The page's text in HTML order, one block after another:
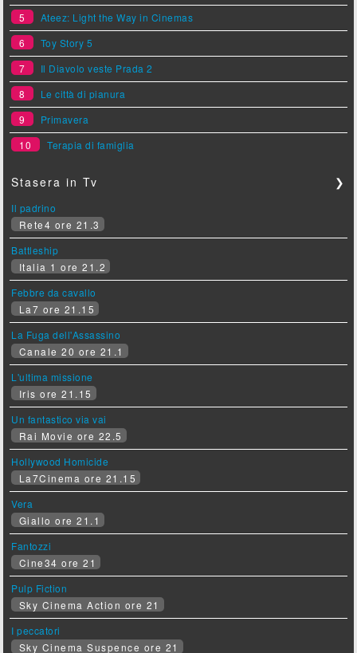
5
Ateez: Light the Way in Cinemas
6
Toy Story 5
7
Il Diavolo veste Prada 2
8
Le città di pianura
9
Primavera
10
Terapia di famiglia
Stasera in Tv ❯
Il padrino
Rete4 ore 21.3
Battleship
Italia 1 ore 21.2
Febbre da cavallo
La7 ore 21.15
La Fuga dell'Assassino
Canale 20 ore 21.1
L'ultima missione
Iris ore 21.15
Un fantastico via vai
Rai Movie ore 22.5
Hollywood Homicide
La7Cinema ore 21.15
Vera
Giallo ore 21.1
Fantozzi
Cine34 ore 21
Pulp Fiction
Sky Cinema Action ore 21
I peccatori
Sky Cinema Suspence ore 21